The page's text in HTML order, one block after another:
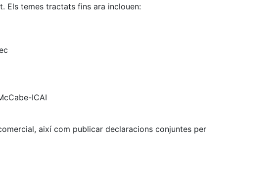
Els temes tractats fins ara inclouen:
ICAI
així com publicar declaracions conjuntes per